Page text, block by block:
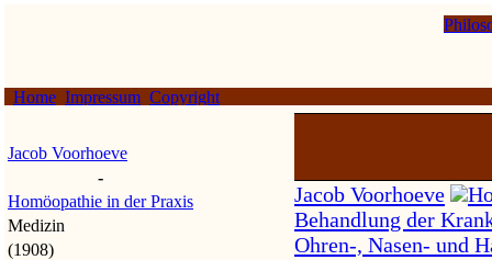
Home Impressum Copyright
Jacob Voorhoeve
-
Homöopathie in der Praxis
Medizin
(1908)
Jacob Voorhoeve
Behandlung der
Ohren-, Nasen- und